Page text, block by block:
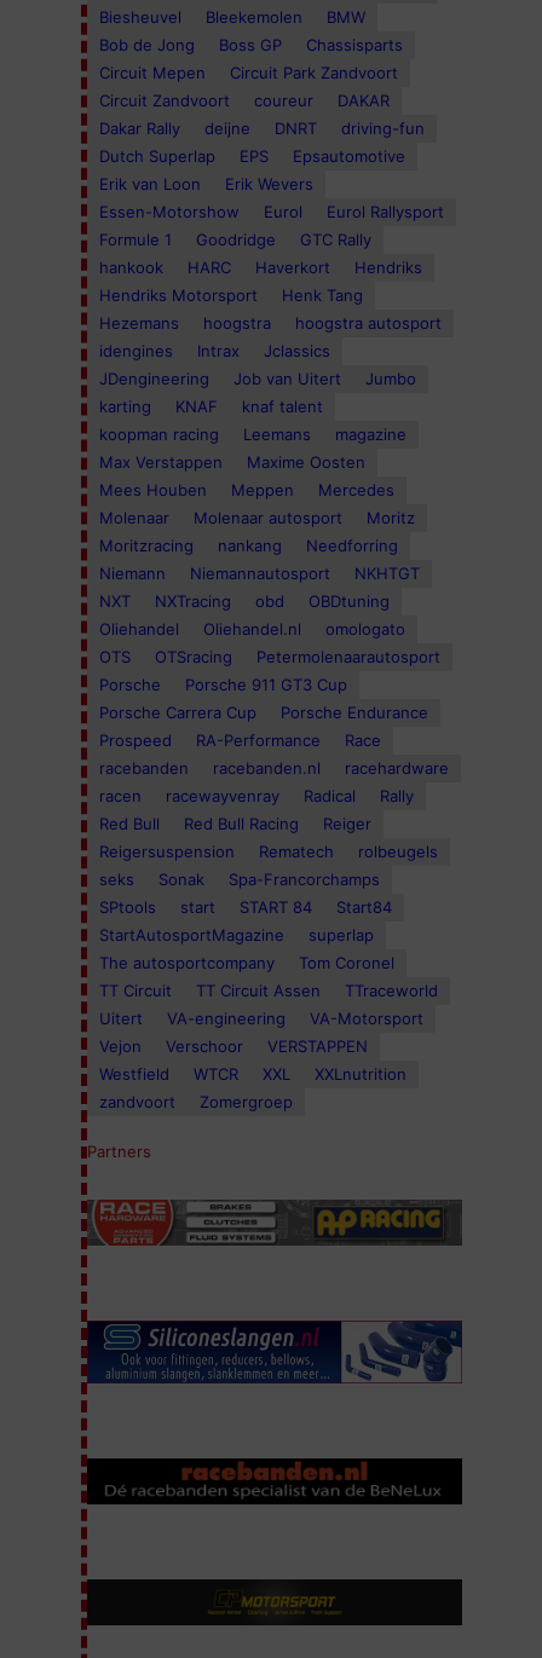
Biesheuvel Bleekemolen
BMW
Bob de Jong
Boss GP
Chassisparts
Circuit Mepen
Circuit Park Zandvoort
Circuit Zandvoort
coureur
DAKAR
Dakar Rally
deijne DNRT
driving-fun
Dutch Superlap
EPS
Epsautomotive
Erik van Loon
Erik Wevers
Essen-Motorshow
Eurol
Eurol Rallysport
Formule 1
Goodridge
GTC Rally
hankook
HARC Haverkort
Hendriks
Hendriks Motorsport
Henk Tang
Hezemans
hoogstra
hoogstra autosport
idengines
Intrax
Jclassics
JDengineering
Job van Uitert
Jumbo
karting
KNAF
knaf talent
koopman racing
Leemans
magazine
Max Verstappen
Maxime Oosten
Mees Houben
Meppen
Mercedes
Molenaar
Molenaar autosport
Moritz
Moritzracing
nankang
Needforring
Niemann
Niemannautosport
NKHTGT
NXT
NXTracing obd
OBDtuning
Oliehandel
Oliehandel.nl
omologato
OTS
OTSracing
Petermolenaarautosport
Porsche
Porsche 911 GT3 Cup
Porsche Carrera Cup
Porsche Endurance
Prospeed
RA-Performance
Race
racebanden
racebanden.nl
racehardware
racen
racewayvenray Radical
Rally
Red Bull
Red Bull Racing
Reiger
Reigersuspension
Rematech
rolbeugels
seks
Sonak
Spa-Francorchamps
SPtools
start START 84
Start84
StartAutosportMagazine
superlap
The autosportcompany
Tom Coronel
TT Circuit
TT Circuit Assen
TTraceworld
Uitert
VA-engineering
VA-Motorsport
Vejon
Verschoor
VERSTAPPEN
Westfield
WTCR XXL
XXLnutrition
zandvoort
Zomergroep
Partners